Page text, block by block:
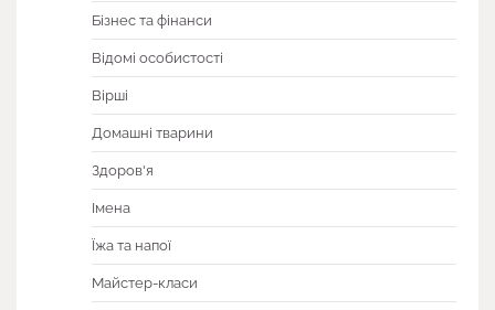
Бізнес та фінанси
Відомі особистості
Вірші
Домашні тварини
Здоров'я
Імена
Їжа та напої
Майстер-класи